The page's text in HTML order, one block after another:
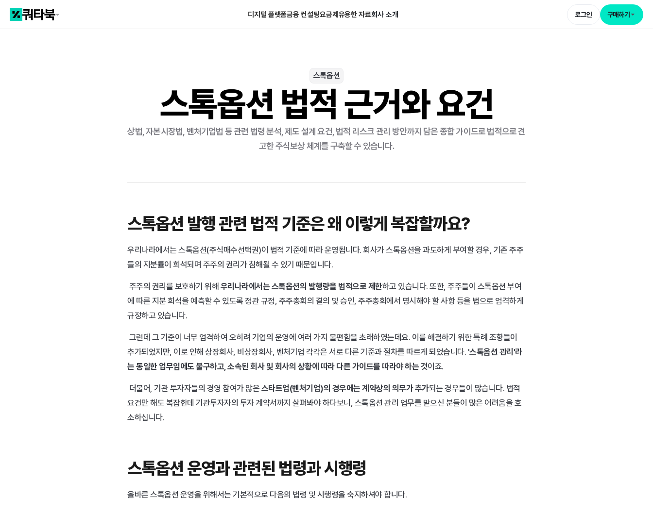
디지털 플랫폼금융 컨설팅요금제 유용한 자료회사 소개 로그인 구매하기
스톡옵션
스톡옵션 법적 근거와 요건
상법, 자본시장법, 벤처기업법 등 관련 법령 분석, 제도 설계 요건, 법적 리스크 관리 방안까지 담은 종합 가이드로 법적으로 견
고한 주식보상 체계를 구축할 수 있습니다.
스톡옵션 발행 관련 법적 기준은 왜 이렇게 복잡할까요?
우리나라에서는 스톡옵션(주식매수선택권)이 법적 기준에 따라 운영됩니다. 회사가 스톡옵션을 과도하게 부여할 경우, 기존 주주
들의 지분률이 희석되며 주주의 권리가 침해될 수 있기 때문입니다.
주주의 권리를 보호하기 위해 우리나라에서는 스톡옵션의 발행량을 법적으로 제한하고 있습니다. 또한, 주주들이 스톡옵션 부여
에 따른 지분 희석을 예측할 수 있도록 정관 규정, 주주총회의 결의 및 승인, 주주총회에서 명시해야 할 사항 등을 법으로 엄격하게
규정하고 있습니다.
추가되었지만, 이로 인해 상장회사, 비상장회사, 벤처기업 각각은 서로 다른 기준과 절차를 따르게 되었습니다. '스톡옵션 관리'라
는 동일한 업무임에도 불구하고, 소속된 회사 및 회사의 상황에 따라 다른 가이드를 따라야 하는 것이죠.
더불어, 기관 투자자들의 경영 참여가 많은 스타트업(벤처기업)의 경우에는 계약상의 의무가 추가되는 경우들이 많습니다. 법적
요건만 해도 복잡한데 기관투자자의 투자 계약서까지 살펴봐야 하다보니, 스톡옵션 관리 업무를 맡으신 분들이 많은 어려움을 호
소하십니다.
스톡옵션 운영과 관련된 법령과 시행령
올바른 스톡옵션 운영을 위해서는 기본적으로 다음의 법령 및 시행령을 숙지하셔야 합니다.